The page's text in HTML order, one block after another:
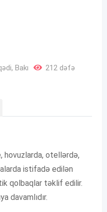
, Bakı
212 dəfə
hovuzlarda, otellərdə,
istifadə edilən
qolbaqlar təklif edilir.
davamlıdır.